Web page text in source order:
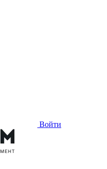
Войти